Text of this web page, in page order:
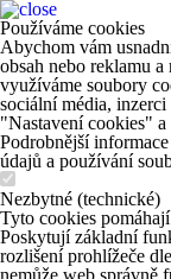
Používáme cookies
Abychom vám
obsah nebo reklamu
využíváme soubory
sociální média,
"Nastavení cookies"
Podrobnější
údajů a používání
Nezbytné (technické)
Tyto cookies
Poskytují základní
rozlišení prohlížeče